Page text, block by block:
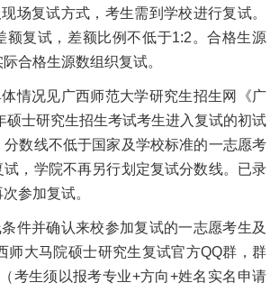
场复试方式，考生需到学校进行复试。
额复试，差额比例不低于1:2。合格生源
合格生源数组织复试。
情况见广西师范大学研究生招生网《广
硕士研究生招生考试考生进入复试的初试
分数线不低于国家及学校标准的一志愿考
，学院不再另行划定复试分数线。已录
参加复试。
件并确认来校参加复试的一志愿考生及
师大马院硕士研究生复试官方QQ群，群
考生须以报考专业+方向+姓名实名申请